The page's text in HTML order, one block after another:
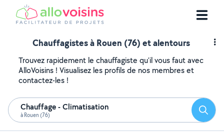
Chauffagistes à Rouen (76) et alentours
Trouvez rapidement le chauffagiste qu'il vous faut avec
AlloVoisins ! Visualisez les profils de nos membres et
contactez-les !
Chauffage - Climatisation
à Rouen (76)